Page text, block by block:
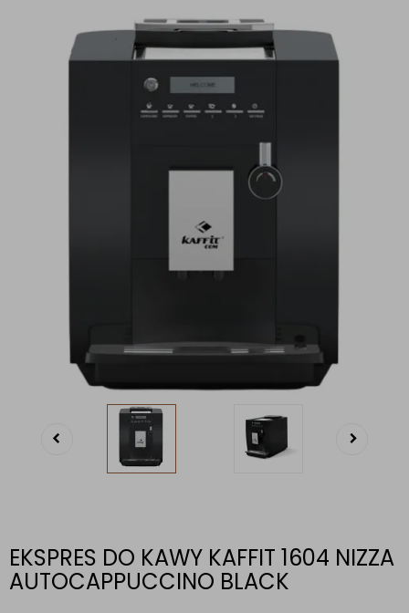
EKSPRES DO KAWY KAFFIT 1604 NIZZA
AUTOCAPPUCCINO BLACK